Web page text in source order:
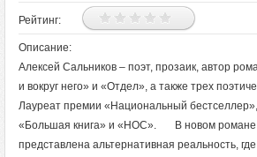
Рейтинг:
Описание:
Алексей Сальников – поэт, прозаик, автор
и вокруг него» и «Отдел», а также трех
Лауреат премии «Национальный
«Большая книга» и «НОС». В новом романе
представлена альтернативная реальность,